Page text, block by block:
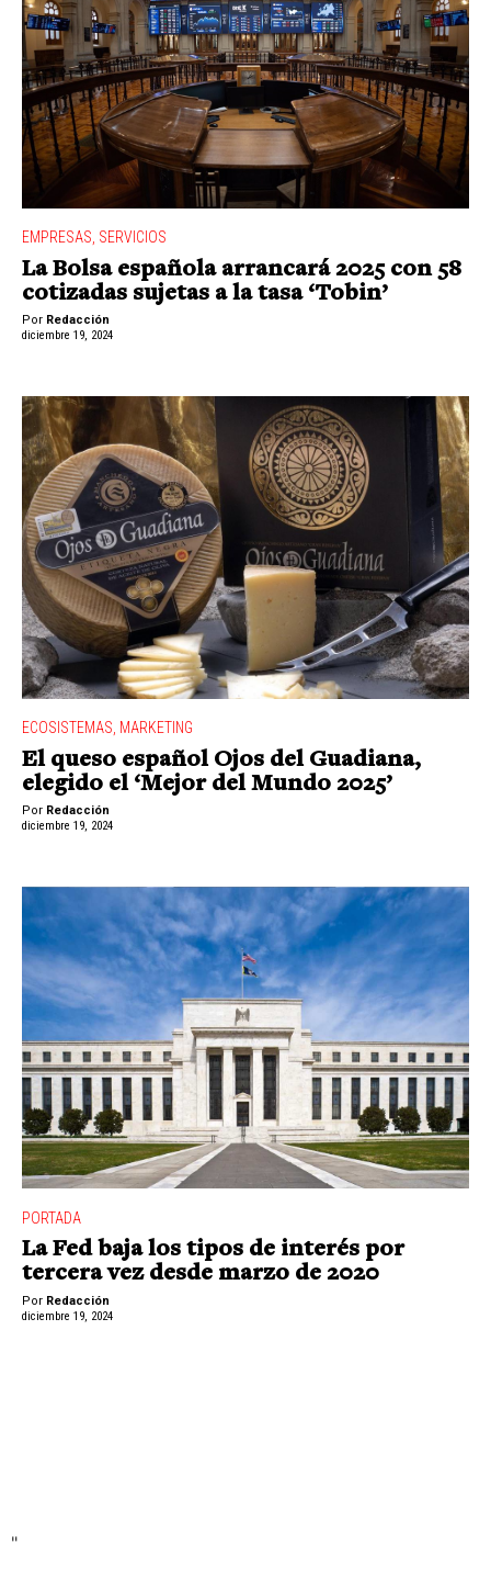
EMPRESAS SERVICIOS
La Bolsa española arrancará 2025 con 58
cotizadas sujetas a la tasa ‘Tobin’
Por Redacción
diciembre 19, 2024
ECOSISTEMAS MARKETING
El queso español Ojos del Guadiana,
elegido el ‘Mejor del Mundo 2025’
Por Redacción
diciembre 19, 2024
PORTADA
La Fed baja los tipos de interés por
tercera vez desde marzo de 2020
Por Redacción
diciembre 19, 2024
"